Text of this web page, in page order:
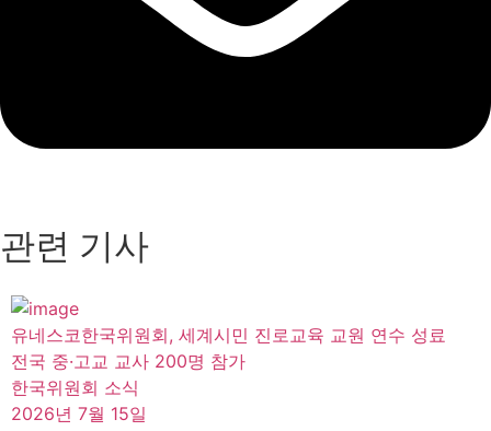
관련 기사
유네스코한국위원회, 세계시민 진로교육 교원 연수 성료
전국 중·고교 교사 200명 참가
한국위원회 소식
2026년 7월 15일